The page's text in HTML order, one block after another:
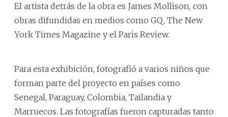
El artista detrás de la obra es James Mollison, con
obras difundidas en medios como GQ, The New
York Times Magazine y el Paris Review.
Para esta exhibición, fotografió a varios niños que
forman parte del proyecto en países como
Senegal, Paraguay, Colombia, Tailandia y
Marruecos. Las fotografías fueron capturadas tanto